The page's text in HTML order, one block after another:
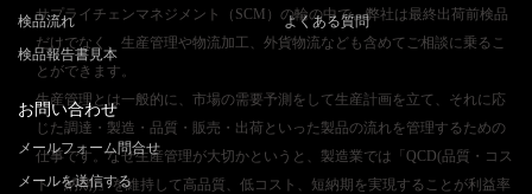
サプライチェンマネジメント（SCM）の輪の中で、弊社は最終出荷前検品
だけでなく、生産管理や物流加工、外貨物流なども含めてご相談に乗るこ
とができます。
生産管理とは一般的に、市場の需要予測をして生産計画を立て、それに応
じた調達・製造・品質・販売・出荷といった製品の流れを管理するための
仕事です。なぜ生産管理が大切かというと、製造業では「QCD(品質・コス
ト・納期)」を維持して高品質、低コスト、短納期を実現することが利益率
検品流れ
検品報告書見本
よくある質問
お問い合わせ
メールフォーム問合せ
メールを送信する